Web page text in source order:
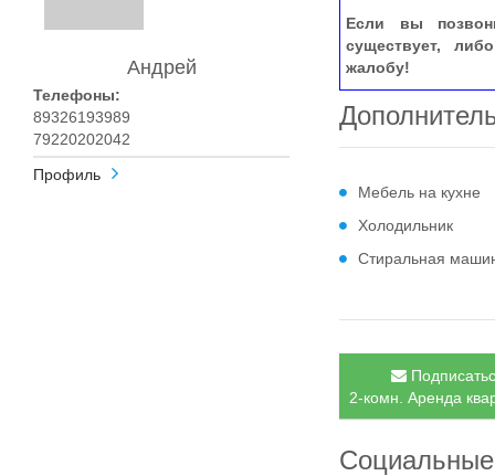
Андрей
Телефоны:
89326193989
79220202042
Профиль
Если вы
существует,
жалобу!
Мебель на кухне
Холодильник
Стиральная
2-комн. Аренда